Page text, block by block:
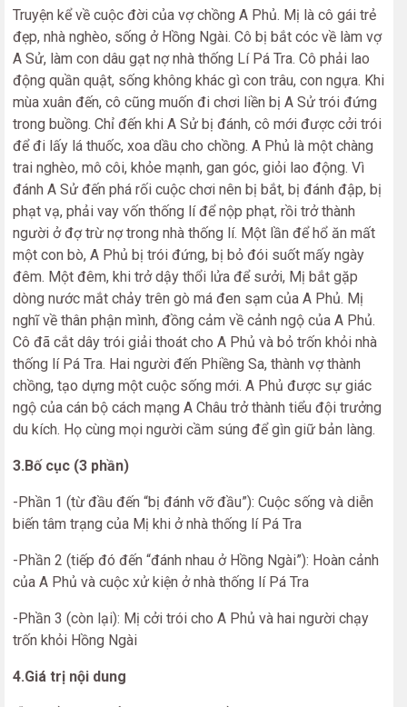
Truyện kể về cuộc đời của vợ chồng A Phủ. Mị là cô gái trẻ
đẹp, nhà nghèo, sống ở Hồng Ngài. Cô bị bắt cóc về làm vợ
A Sử, làm con dâu gạt nợ nhà thống Lí Pá Tra. Cô phải lao
động quần quật, sống không khác gì con trâu, con ngựa. Khi
mùa xuân đến, cô cũng muốn đi chơi liền bị A Sử trói đứng
trong buồng. Chỉ đến khi A Sử bị đánh, cô mới được cởi trói
để đi lấy lá thuốc, xoa dầu cho chồng. A Phủ là một chàng
trai nghèo, mô côi, khỏe mạnh, gan góc, giỏi lao động. Vì
đánh A Sử đến phá rối cuộc chơi nên bị bắt, bị đánh đập, bị
phạt vạ, phải vay vốn thống lí để nộp phạt, rồi trở thành
người ở đợ trừ nợ trong nhà thống lí. Một lần để hổ ăn mất
một con bò, A Phủ bị trói đứng, bị bỏ đói suốt mấy ngày
đêm. Một đêm, khi trở dậy thổi lửa để sưởi, Mị bắt gặp
dòng nước mắt chảy trên gò má đen sạm của A Phủ. Mị
nghĩ về thân phận mình, đồng cảm về cảnh ngộ của A Phủ.
Cô đã cắt dây trói giải thoát cho A Phủ và bỏ trốn khỏi nhà
thống lí Pá Tra. Hai người đến Phiềng Sa, thành vợ thành
chồng, tạo dựng một cuộc sống mới. A Phủ được sự giác
ngộ của cán bộ cách mạng A Châu trở thành tiểu đội trưởng
du kích. Họ cùng mọi người cầm súng để gìn giữ bản làng.
3.Bố cục (3 phần)
-Phần 1 (từ đầu đến “bị đánh vỡ đầu”): Cuộc sống và diễn
biến tâm trạng của Mị khi ở nhà thống lí Pá Tra
-Phần 2 (tiếp đó đến “đánh nhau ở Hồng Ngài”): Hoàn cảnh
của A Phủ và cuộc xử kiện ở nhà thống lí Pá Tra
-Phần 3 (còn lại): Mị cởi trói cho A Phủ và hai người chạy
trốn khỏi Hồng Ngài
4.Giá trị nội dung